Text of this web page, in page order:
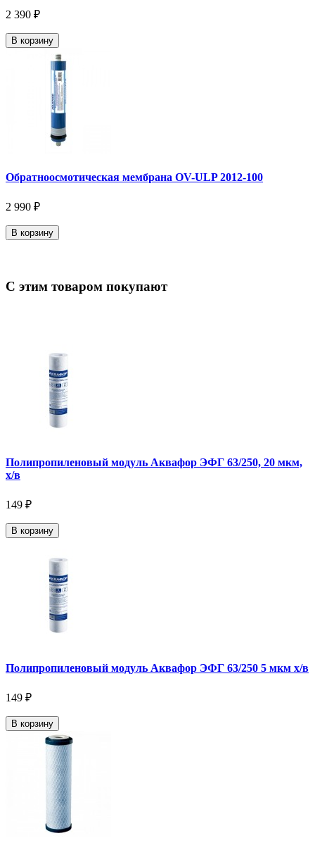
2 390 ₽
В корзину
Обратноосмотическая мембрана OV-ULP 2012-100
2 990 ₽
В корзину
С этим товаром покупают
Полипропиленовый модуль Аквафор ЭФГ 63/250, 20 мкм,
х/в
149 ₽
В корзину
Полипропиленовый модуль Аквафор ЭФГ 63/250 5 мкм х/в
149 ₽
В корзину